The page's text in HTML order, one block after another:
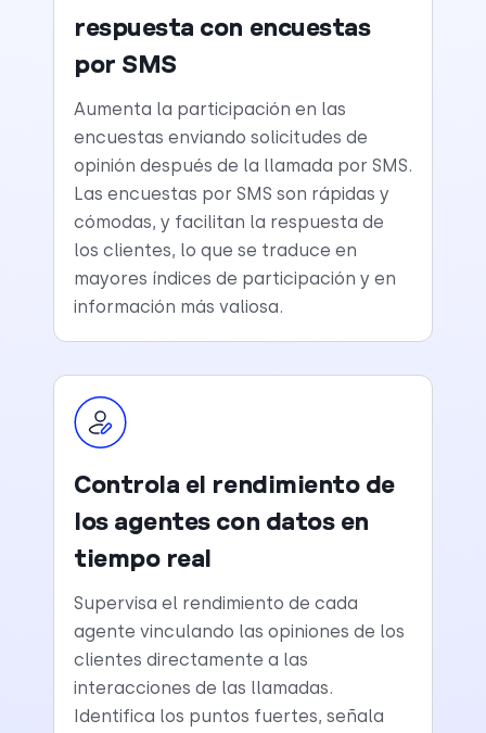
respuesta con encuestas
por SMS
Aumenta la participación en las
encuestas enviando solicitudes de
opinión después de la llamada por SMS.
Las encuestas por SMS son rápidas y
cómodas, y facilitan la respuesta de
los clientes, lo que se traduce en
mayores índices de participación y en
información más valiosa.
Controla el rendimiento de
los agentes con datos en
tiempo real
Supervisa el rendimiento de cada
agente vinculando las opiniones de los
clientes directamente a las
interacciones de las llamadas.
Identifica los puntos fuertes, señala